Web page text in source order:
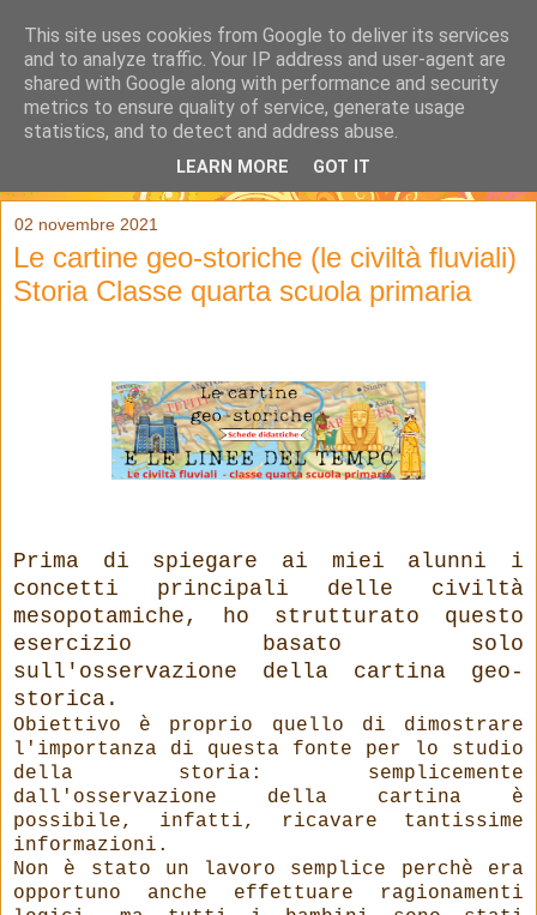
02 novembre 2021
Le cartine geo-storiche (le civiltà fluviali)
Storia Classe quarta scuola primaria
Prima di spiegare ai miei alunni i
concetti principali delle civiltà
mesopotamiche, ho strutturato questo
esercizio basato solo
sull'osservazione della cartina geo-
storica.
Obiettivo è proprio quello di dimostrare
l'importanza di questa fonte per lo studio
della storia: semplicemente
dall'osservazione della cartina è
possibile, infatti, ricavare tantissime
informazioni.
Non è stato un lavoro semplice perchè era
opportuno anche effettuare ragionamenti
This site uses cookies from Google to deliver its services
and to analyze traffic. Your IP address and user-agent are
shared with Google along with performance and security
metrics to ensure quality of service, generate usage
statistics, and to detect and address abuse.
LEARN MORE GOT IT